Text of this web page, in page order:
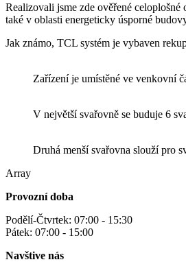
Realizovali jsme zde ověřené
také v oblasti energeticky úsporné
Jak známo, TCL systém je vybaven
Zařízení je umístěné ve venkovní
V největší svařovně se buduje 6
Druhá menší svařovna slouží pro
Array
Provozní doba
Podělí-Čtvrtek: 07:00 - 15:30
Pátek: 07:00 - 15:00
Navštive nás